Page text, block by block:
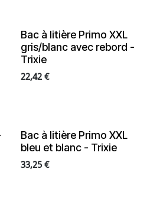
Bac à litière Primo XXL
gris/blanc avec rebord -
Trixie
22,42€
Bac à litière Primo XXL
bleu et blanc - Trixie
33,25€